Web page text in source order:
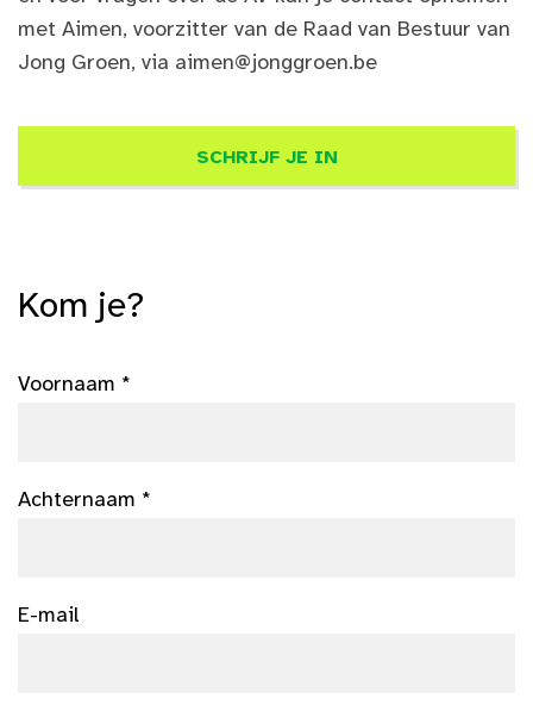
met Aimen, voorzitter van de Raad van Bestuur van
Jong Groen, via aimen@jonggroen.be
SCHRIJF JE IN
Kom je?
Voornaam *
Achternaam *
E-mail